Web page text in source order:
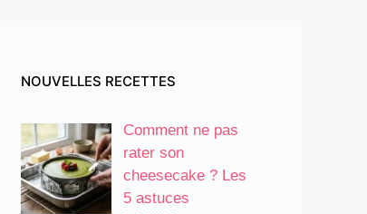
NOUVELLES RECETTES
Comment ne pas
rater son
cheesecake ? Les
5 astuces